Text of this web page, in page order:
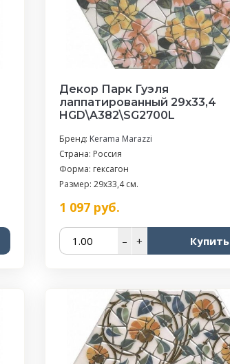
Декор Парк Гуэля
лаппатированный 29x33,4
HGD\A382\SG2700L
Бренд: Kerama Marazzi
Страна: Россия
Форма: гексагон
Размер: 29x33,4 см.
1 097руб.
– + Купить